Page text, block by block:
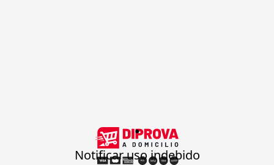
.
Notificar uso indebido